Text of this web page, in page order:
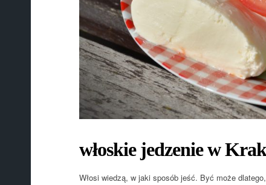
włoskie jedzenie w
Włosi wiedzą, w jaki sposób jeść. Być może